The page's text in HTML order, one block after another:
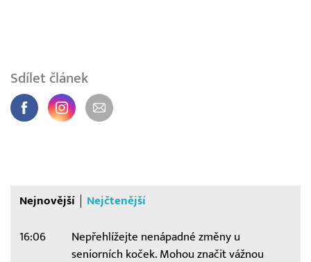
Sdílet článek
Nejnovější Nejčtenější
16:06
Nepřehlížejte nenápadné změny u
seniorních koček. Mohou značit vážnou